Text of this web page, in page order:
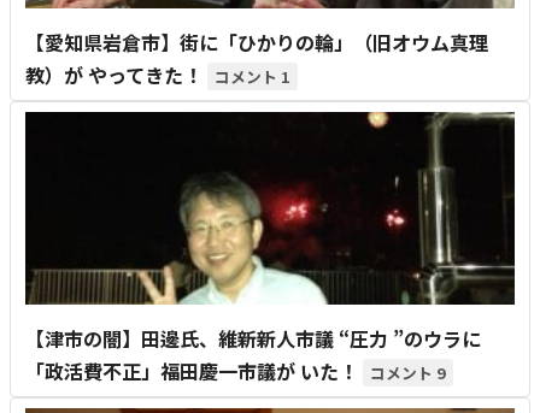
【愛知県岩倉市】街に「ひかりの輪」（旧オウム真理
教）が やってきた！
1
【津市の闇】田邊氏、維新新人市議 “圧力 ”のウラに
「政活費不正」福田慶一市議が いた！
9